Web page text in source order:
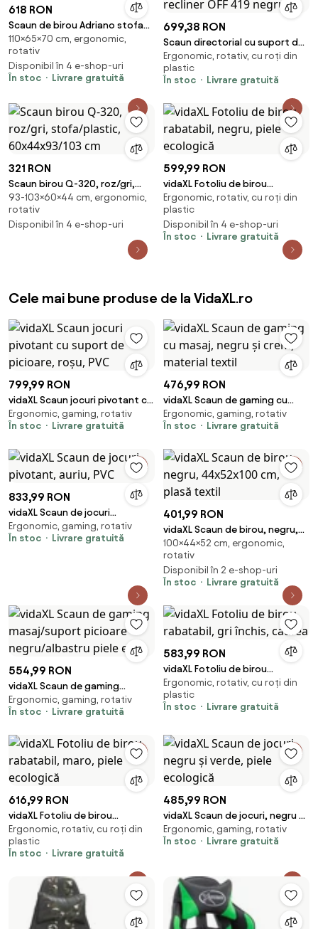
618 RON
Scaun de birou Adriano stofa
olive H110 cm
110×65×70 cm, ergonomic,
rotativ
Disponibil în 4 e-shop-uri
În stoc
Livrare gratuită
699,38 RON
Scaun directorial cu suport de
picioare si recliner OFF 419
negru
Ergonomic, rotativ, cu roți din
plastic
În stoc
Livrare gratuită
321 RON
Scaun birou Q-320, roz/gri,
stofa/plastic, 60x44x93/103
cm
93-103×60×44 cm, ergonomic,
rotativ
Disponibil în 4 e-shop-uri
599,99 RON
vidaXL Fotoliu de birou
rabatabil, negru, piele
ecologică
Ergonomic, rotativ, cu roți din
plastic
Disponibil în 4 e-shop-uri
În stoc
Livrare gratuită
Cele mai bune produse de la VidaXL.ro
799,99 RON
vidaXL Scaun jocuri pivotant cu
suport de picioare, roșu, PVC
Ergonomic, gaming, rotativ
În stoc
Livrare gratuită
476,99 RON
vidaXL Scaun de gaming cu
masaj, negru și crem, material
textil
Ergonomic, gaming, rotativ
În stoc
Livrare gratuită
833,99 RON
vidaXL Scaun de jocuri
pivotant, auriu, PVC
Ergonomic, gaming, rotativ
În stoc
Livrare gratuită
401,99 RON
vidaXL Scaun de birou, negru,
44x52x100 cm, plasă textil
100×44×52 cm, ergonomic,
rotativ
Disponibil în 2 e-shop-uri
În stoc
Livrare gratuită
554,99 RON
vidaXL Scaun de gaming
masaj/suport picioare
negru/albastru piele eco
Ergonomic, gaming, rotativ
În stoc
Livrare gratuită
583,99 RON
vidaXL Fotoliu de birou
rabatabil, gri închis, catifea
Ergonomic, rotativ, cu roți din
plastic
În stoc
Livrare gratuită
616,99 RON
vidaXL Fotoliu de birou
rabatabil, maro, piele
ecologică
Ergonomic, rotativ, cu roți din
plastic
În stoc
Livrare gratuită
485,99 RON
vidaXL Scaun de jocuri, negru și
verde, piele ecologică
Ergonomic, gaming, rotativ
În stoc
Livrare gratuită